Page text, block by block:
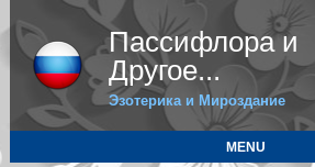
Пассифлора и
Другое...
Эзотерика и Мироздание
MENU